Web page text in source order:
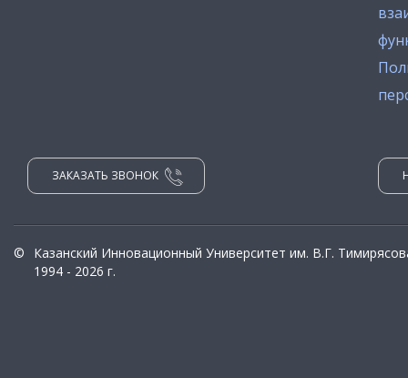
ЗАКАЗАТЬ ЗВОНОК
©
Казанский Инновационный Университет им. В.Г.
1994 - 2026 г.